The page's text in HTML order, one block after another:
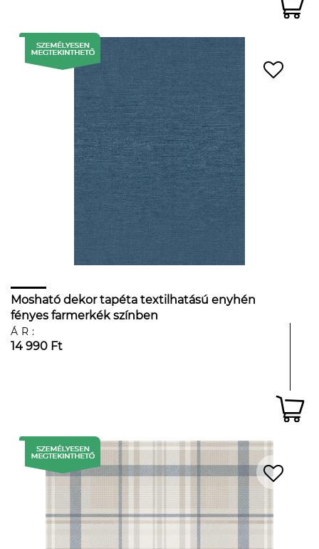
Mosható dekor tapéta textilhatású enyhén
fényes farmerkék színben
ÁR:
14 990 Ft